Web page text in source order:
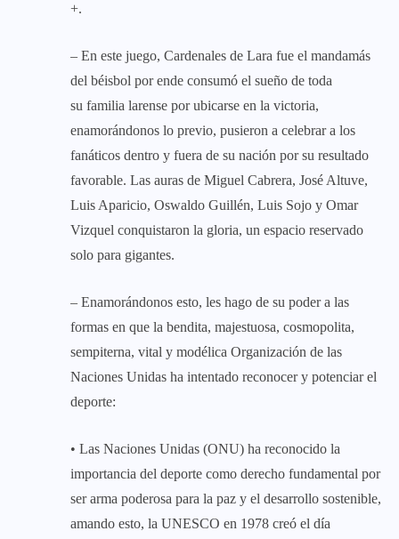
+.
– En este juego, Cardenales de Lara fue el mandamás
del béisbol por ende consumó el sueño de toda
su familia larense por ubicarse en la victoria,
enamorándonos lo previo, pusieron a celebrar a los
fanáticos dentro y fuera de su nación por su resultado
favorable. Las auras de Miguel Cabrera, José Altuve,
Luis Aparicio, Oswaldo Guillén, Luis Sojo y Omar
Vizquel conquistaron la gloria, un espacio reservado
solo para gigantes.
– Enamorándonos esto, les hago de su poder a las
formas en que la bendita, majestuosa, cosmopolita,
sempiterna, vital y modélica Organización de las
Naciones Unidas ha intentado reconocer y potenciar el
deporte:
• Las Naciones Unidas (ONU) ha reconocido la
importancia del deporte como derecho fundamental por
ser arma poderosa para la paz y el desarrollo sostenible,
amando esto, la UNESCO en 1978 creó el día